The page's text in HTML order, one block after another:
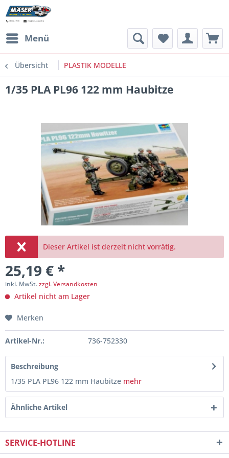
Menü
Übersicht PLASTIK MODELLE
1/35 PLA PL96 122 mm Haubitze
Dieser Artikel ist derzeit nicht vorrätig.
25,19 € *
inkl. MwSt.zzgl. Versandkosten
Artikel nicht am Lager
Merken
Artikel-Nr.: 736-752330
Beschreibung
1/35 PLA PL96 122 mm Haubitze mehr
Ähnliche Artikel
SERVICE-HOTLINE